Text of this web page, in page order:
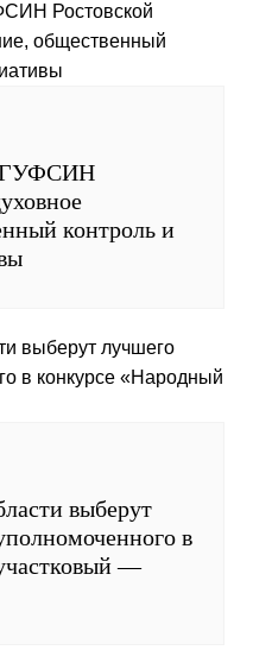
ГУФСИН
контроль и
выберут
в
—